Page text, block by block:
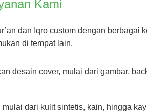
Kami
dan Iqro custom dengan berbagai
di tempat lain.
desain cover, mulai dari gambar,
dari kulit sintetis, kain, hingga